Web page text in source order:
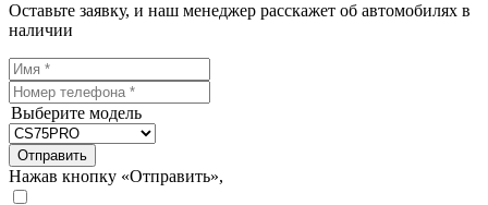
Оставьте заявку, и наш менеджер расскажет об автомобилях в
наличии
Выберите модель
Отправить
Нажав кнопку «Отправить»,